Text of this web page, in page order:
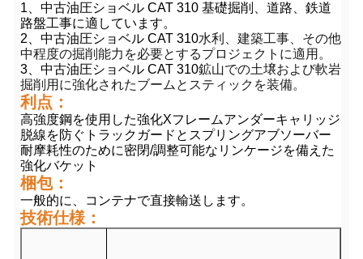
1、中古油圧ショベル CAT 310 基礎掘削、道路、鉄道
路盤工事に適しています。
2、中古油圧ショベル CAT 310水利、建築工事、その他
中程度の掘削能力を必要とするプロジェクトに適用。
3、中古油圧ショベル CAT 310鉱山での土壌および軟岩
掘削用に強化されたブームとスティックを装備。
利点：
高強度鋼を使用した強化Xフレームアンダーキャリッジ
脱線を防ぐトラックガードとスプリングアブソーバー
耐摩耗性のために密閉/調整可能なリンケージを備えた
強化バケット
梱包：
一般的に、コンテナで直接輸送します。
技術仕様：